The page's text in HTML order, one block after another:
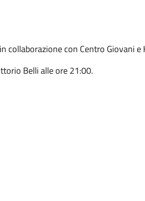
collaborazione con Centro Giovani e
Belli alle ore 21:00.